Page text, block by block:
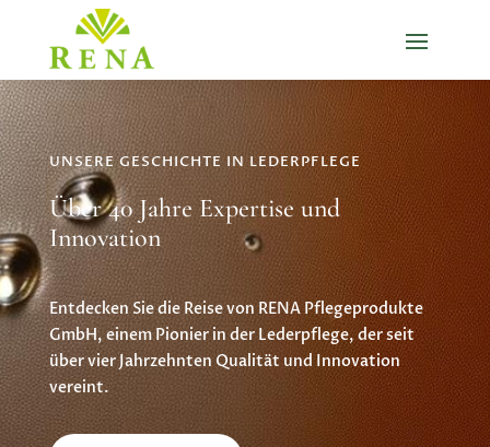
UNSERE GESCHICHTE IN LEDERPFLEGE
Über 40 Jahre Expertise und
Innovation
Entdecken Sie die Reise von RENA Pflegeprodukte
GmbH, einem Pionier in der Lederpflege, der seit
über vier Jahrzehnten Qualität und Innovation
vereint.